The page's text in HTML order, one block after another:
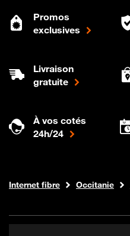
Promos
exclusives
Livraison
gratuite
À vos cotés
24h/24
Boutique Orange
Internet fibre Occitanie